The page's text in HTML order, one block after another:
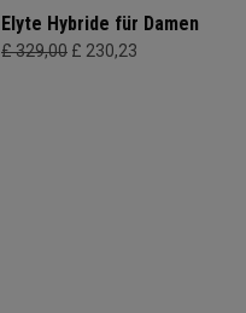
Elyte Hybride für Damen
£ 329,00 £ 230,23